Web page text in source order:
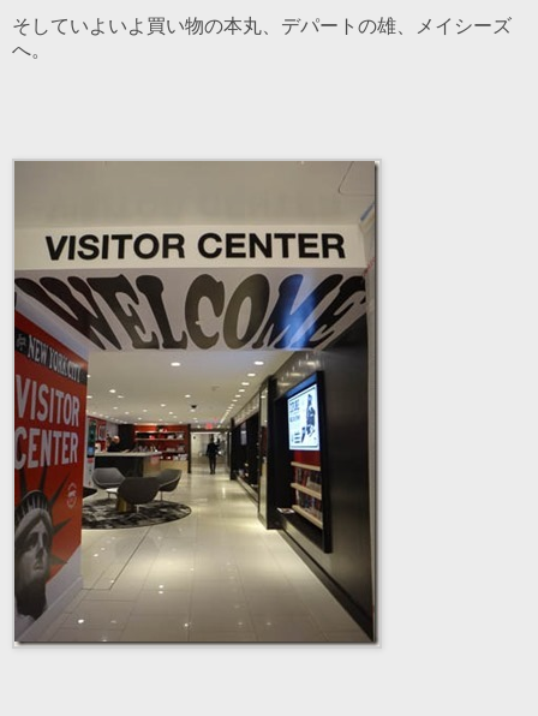
そしていよいよ買い物の本丸、デパートの雄、メイシーズ
へ。